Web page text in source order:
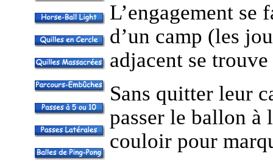
L’engagement se
d’un camp (les
adjacent se
Sans quitter leur
passer le ballon à
couloir pour